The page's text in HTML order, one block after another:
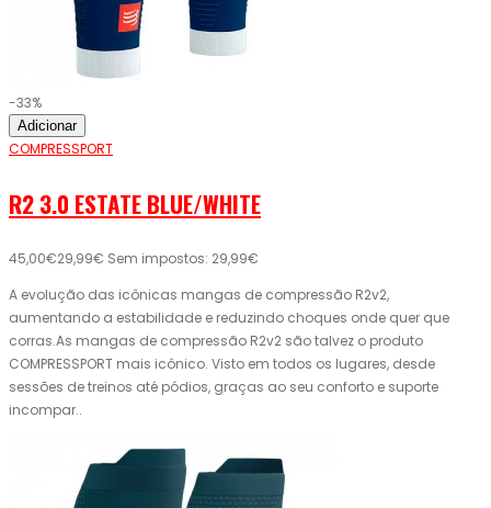
-33%
Adicionar
COMPRESSPORT
R2 3.0 ESTATE BLUE/WHITE
45,00€29,99€ Sem impostos: 29,99€
A evolução das icônicas mangas de compressão R2v2,
aumentando a estabilidade e reduzindo choques onde quer que
corras.As mangas de compressão R2v2 são talvez o produto
COMPRESSPORT mais icônico. Visto em todos os lugares, desde
sessões de treinos até pódios, graças ao seu conforto e suporte
incompar..